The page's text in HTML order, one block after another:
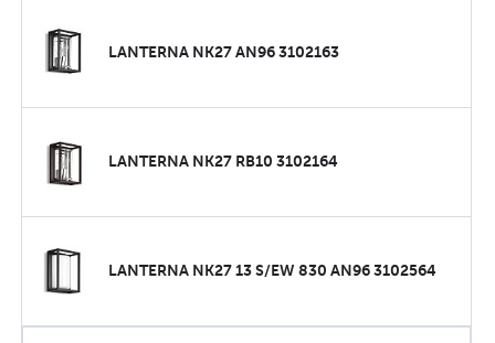
LANTERNA NK27 AN96 3102163
LANTERNA NK27 RB10 3102164
LANTERNA NK27 13 S/EW 830 AN96 3102564